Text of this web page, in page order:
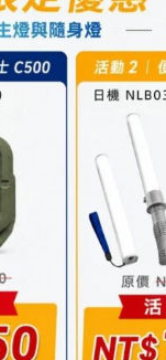
購物須知
購物流程